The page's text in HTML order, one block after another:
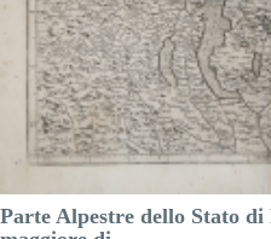
Parte Alpestre dello Stato